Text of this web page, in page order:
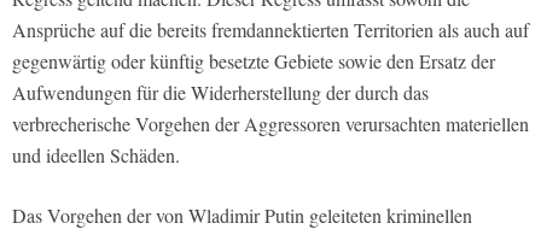
Ansprüche auf die bereits fremdannektierten Territorien als auch auf
gegenwärtig oder künftig besetzte Gebiete sowie den Ersatz der
Aufwendungen für die Widerherstellung der durch das
verbrecherische Vorgehen der Aggressoren verursachten materiellen
und ideellen Schäden.
Das Vorgehen der von Wladimir Putin geleiteten kriminellen